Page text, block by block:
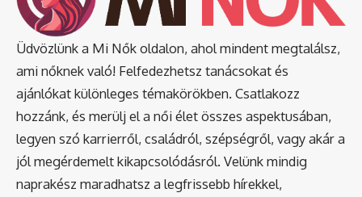
Üdvözlünk a Mi Nők oldalon, ahol mindent megtalálsz,
ami nőknek való! Felfedezhetsz tanácsokat és
ajánlókat különleges témakörökben. Csatlakozz
hozzánk, és merülj el a női élet összes aspektusában,
legyen szó karrierről, családról, szépségről, vagy akár a
jól megérdemelt kikapcsolódásról. Velünk mindig
naprakész maradhatsz a legfrissebb hírekkel,